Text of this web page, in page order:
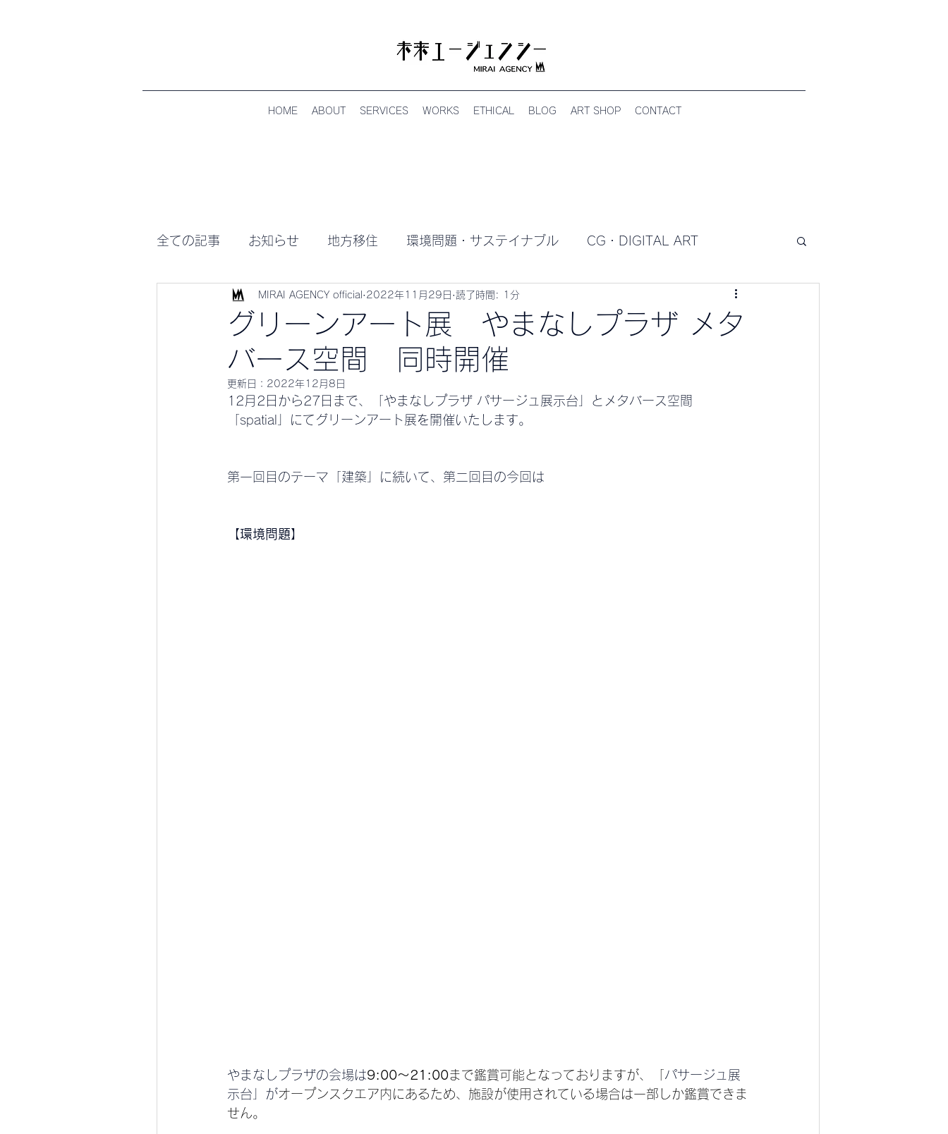
HOME ABOUT SERVICES WORKS ETHICAL BLOG ART SHOP CONTACT
全ての記事 お知らせ 地方移住 環境問題・サステイナブル CG・DIGITAL ART
日々のNEWS METAVERSE メタバース
グリーンアート展 やまなしプラザ メタ
バース空間 同時開催
MIRAI AGENCY official 2022年11月29日 読了時間: 1分
更新日： 2022年12月8日
12月2日から27日まで、「やまなしプラザ パサージュ展示台」とメタバース空間
「spatial」にてグリーンアート展を開催いたします。
第一回目のテーマ「建築」に続いて、第二回目の今回は
【環境問題】
やまなしプラザの会場は9:00～21:00まで鑑賞可能となっておりますが、「 パサージュ展
示台」がオープンスクエア内にあるため、施設が使用されている場合は一部しか鑑賞できま
せん。